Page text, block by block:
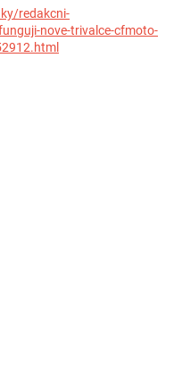
redakcni-
nove-trivalce-cfmoto-